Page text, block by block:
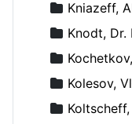
Kniazeff,
Knodt, Dr.
Kolesov,